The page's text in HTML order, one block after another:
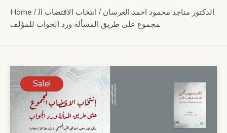
Home / الدكتور مناجد محمود احمد العرسان / انتخاب الاقتضاب ال
مجموع على طريق المسألة ورد الجواب للمؤلف
Sale!